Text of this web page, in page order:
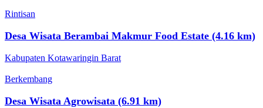
Rintisan
Desa Wisata Berambai Makmur Food Estate (4.16 km)
Kabupaten Kotawaringin Barat
Berkembang
Desa Wisata Agrowisata (6.91 km)